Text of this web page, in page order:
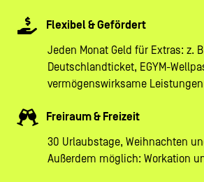
Flexibel & Gefördert
Jeden Monat Geld für Extras: z.
Deutschlandticket, EGYM-
vermögenswirksame
Freiraum & Freizeit
30 Urlaubstage, Weihnachten
Außerdem möglich: Workation